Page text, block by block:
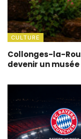
CULTURE
Collonges-la-
devenir un